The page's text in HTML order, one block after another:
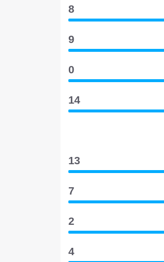
8
9
0
14
13
7
2
4